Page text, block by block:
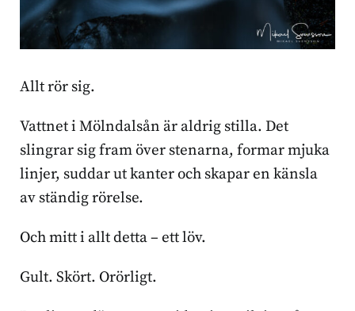
Allt rör sig.
Vattnet i Mölndalsån är aldrig stilla. Det
slingrar sig fram över stenarna, formar mjuka
linjer, suddar ut kanter och skapar en känsla
av ständig rörelse.
Och mitt i allt detta – ett löv.
Gult. Skört. Orörligt.